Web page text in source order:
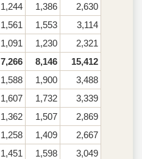
1,244 1,386
2,630
1,561 1,553
3,114
1,091 1,230
2,321
7,266 8,146
15,412
1,588 1,900
3,488
1,607 1,732
3,339
1,362 1,507
2,869
1,258 1,409
2,667
1,451 1,598
3,049